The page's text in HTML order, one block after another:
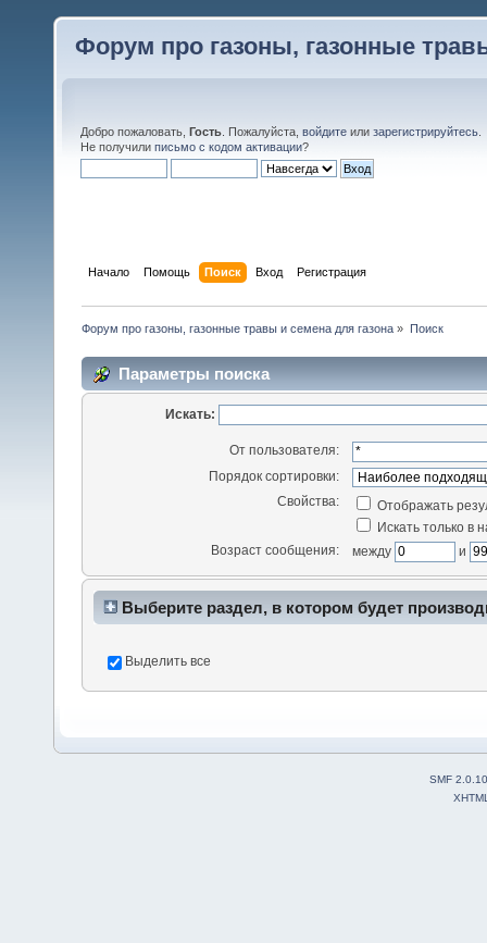
Форум про газоны, газонные
Добро пожаловать, Гость . Пожалуйста, войдите или зарегистрируйтесь
Не получили письмо с кодом активации?
Начало Помощь Поиск Вход Регистрация
Форум про газоны, газонные травы и семена для газона » Поиск
Параметры поиска
Искать:
От пользователя:
Порядок сортировки:
Свойства:
Отображать
Искать только в
Возраст сообщения:
между и
Выберите раздел, в котором будет
Выделить все
SMF 2.0.10